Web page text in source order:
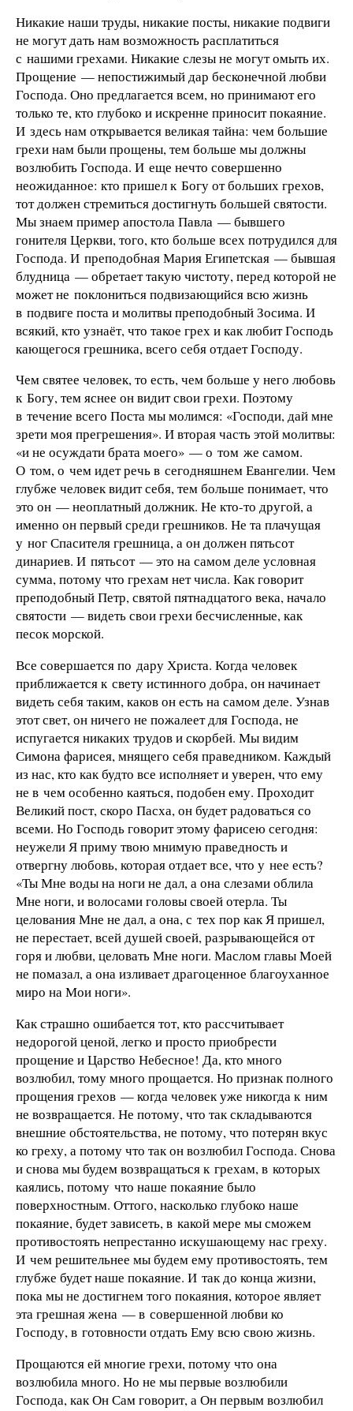
Никакие наши труды, никакие посты, никакие подвиги
не могут дать нам возможность расплатиться
с нашими грехами. Никакие слезы не могут омыть их.
Прощение — непостижимый дар бесконечной любви
Господа. Оно предлагается всем, но принимают его
только те, кто глубоко и искренне приносит покаяние.
И здесь нам открывается великая тайна: чем большие
грехи нам были прощены, тем больше мы должны
возлюбить Господа. И еще нечто совершенно
неожиданное: кто пришел к Богу от больших грехов,
тот должен стремиться достигнуть большей святости.
Мы знаем пример апостола Павла — бывшего
гонителя Церкви, того, кто больше всех потрудился для
Господа. И преподобная Мария Египетская — бывшая
блудница — обретает такую чистоту, перед которой не
может не поклониться подвизающийся всю жизнь
в подвиге поста и молитвы преподобный Зосима. И
всякий, кто узнаёт, что такое грех и как любит Господь
кающегося грешника, всего себя отдает Господу.
Чем святее человек, то есть, чем больше у него любовь
к Богу, тем яснее он видит свои грехи. Поэтому
в течение всего Поста мы молимся: «Господи, дай мне
зрети моя прегрешения». И вторая часть этой молитвы:
«и не осуждати брата моего» — о том же самом.
О том, о чем идет речь в сегодняшнем Евангелии. Чем
глубже человек видит себя, тем больше понимает, что
это он — неоплатный должник. Не кто-то другой, а
именно он первый среди грешников. Не та плачущая
у ног Спасителя грешница, а он должен пятьсот
динариев. И пятьсот — это на самом деле условная
сумма, потому что грехам нет числа. Как говорит
преподобный Петр, святой пятнадцатого века, начало
святости — видеть свои грехи бесчисленные, как
песок морской.
Все совершается по дару Христа. Когда человек
приближается к свету истинного добра, он начинает
видеть себя таким, каков он есть на самом деле. Узнав
этот свет, он ничего не пожалеет для Господа, не
испугается никаких трудов и скорбей. Мы видим
Симона фарисея, мнящего себя праведником. Каждый
из нас, кто как будто все исполняет и уверен, что ему
не в чем особенно каяться, подобен ему. Проходит
Великий пост, скоро Пасха, он будет радоваться со
всеми. Но Господь говорит этому фарисею сегодня:
неужели Я приму твою мнимую праведность и
отвергну любовь, которая отдает все, что у нее есть?
«Ты Мне воды на ноги не дал, а она слезами облила
Мне ноги, и волосами головы своей отерла. Ты
целования Мне не дал, а она, с тех пор как Я пришел,
не перестает, всей душей своей, разрывающейся от
горя и любви, целовать Мне ноги. Маслом главы Моей
не помазал, а она изливает драгоценное благоуханное
миро на Мои ноги».
Как страшно ошибается тот, кто рассчитывает
недорогой ценой, легко и просто приобрести
прощение и Царство Небесное! Да, кто много
возлюбил, тому много прощается. Но признак полного
прощения грехов — когда человек уже никогда к ним
не возвращается. Не потому, что так складываются
внешние обстоятельства, не потому, что потерян вкус
ко греху, а потому что так он возлюбил Господа. Снова
и снова мы будем возвращаться к грехам, в которых
каялись, потому что наше покаяние было
поверхностным. Оттого, насколько глубоко наше
покаяние, будет зависеть, в какой мере мы сможем
противостоять непрестанно искушающему нас греху.
И чем решительнее мы будем ему противостоять, тем
глубже будет наше покаяние. И так до конца жизни,
пока мы не достигнем того покаяния, которое являет
эта грешная жена — в совершенной любви ко
Господу, в готовности отдать Ему всю свою жизнь.
Прощаются ей многие грехи, потому что она
возлюбила много. Но не мы первые возлюбили
Господа, как Он Сам говорит, а Он первым возлюбил